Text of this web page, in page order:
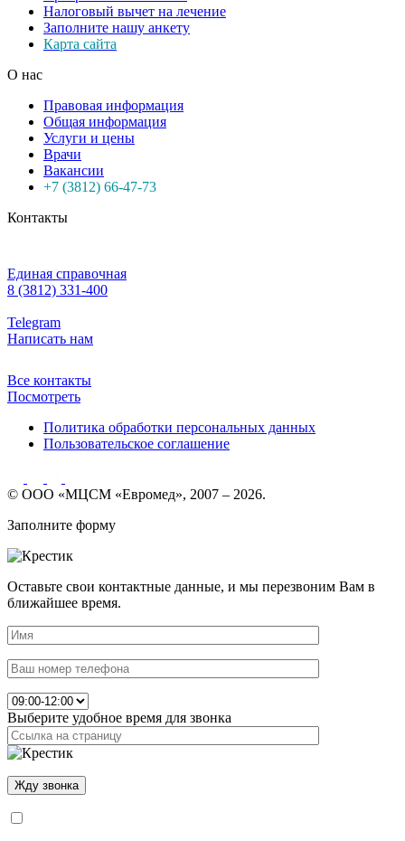
Налоговый вычет на лечение
Заполните нашу анкету
Карта сайта
О нас
Правовая информация
Общая информация
Услуги и цены
Врачи
Вакансии
+7 (3812) 66-47-73
Контакты
Единая справочная
8 (3812) 331-400
Telegram
Написать нам
Все контакты
Посмотреть
Политика обработки персональных данных
Пользовательское соглашение
© ООО «МЦСМ «Евромед», 2007 – 2026.
Заполните форму
Оставьте свои контактные данные, и мы перезвоним Вам в
ближайшее время.
Выберите удобное время для звонка